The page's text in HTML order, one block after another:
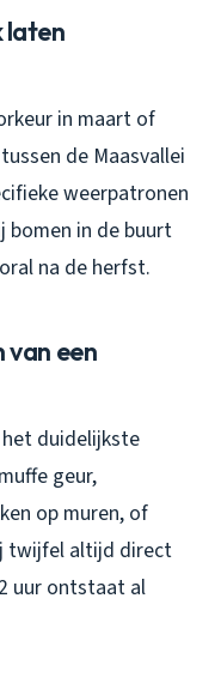
laten
in maart of
de Maasvallei
weerpatronen
bomen in de buurt
na de herfst.
van een
duidelijkste
geur,
op muren, of
twijfel altijd direct
uur ontstaat al